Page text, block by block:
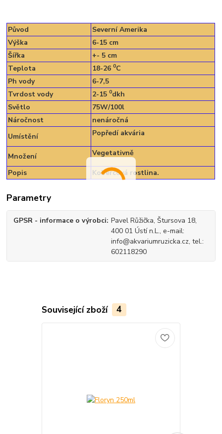
Původ
Severní Amerika
Výška
6-15 cm
Šířka
+- 5 cm
Teplota
18-260C
Ph vody
6-7,5
Tvrdost vody
2-150dkh
Světlo
75W/100l
Náročnost
nenáročná
Umístění
Popředí akvária
Množení Vegetativně
Popis Kobercová rostlina.
Parametry
GPSR - informace o výrobci Pavel Růžička, Štursova 18,
400 01 Ústí n.L., e-mail:
info@akvariumruzicka.cz, tel.:
602118290
Související zboží 4